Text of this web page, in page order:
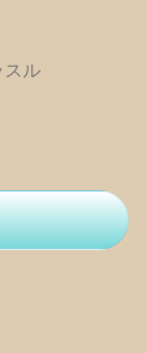
スル